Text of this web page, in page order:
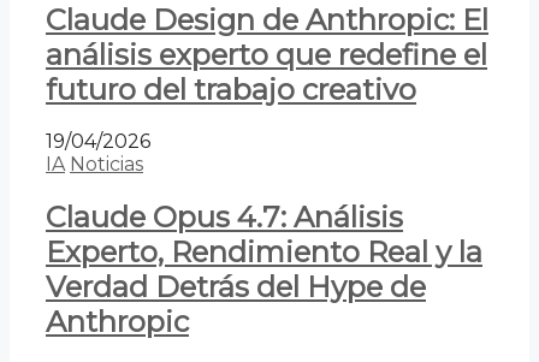
Claude Design de Anthropic: El
análisis experto que redefine el
futuro del trabajo creativo
19/04/2026
IA Noticias
Claude Opus 4.7: Análisis
Experto, Rendimiento Real y la
Verdad Detrás del Hype de
Anthropic